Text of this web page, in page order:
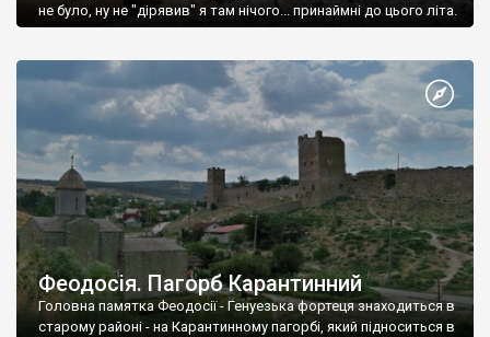
не було, ну не "дірявив" я там нічого... принаймні до цього літа.
Феодосія. Пагорб Карантинний
Головна памятка Феодосії - Генуезька фортеця знаходиться в
старому районі - на Карантинному пагорбі, який підноситься в